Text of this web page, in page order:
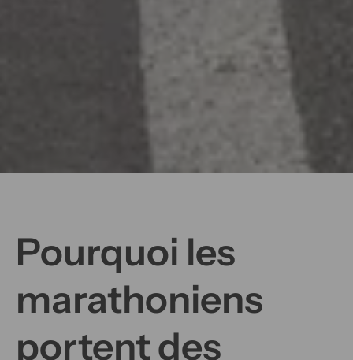
Pourquoi les
marathoniens
portent des